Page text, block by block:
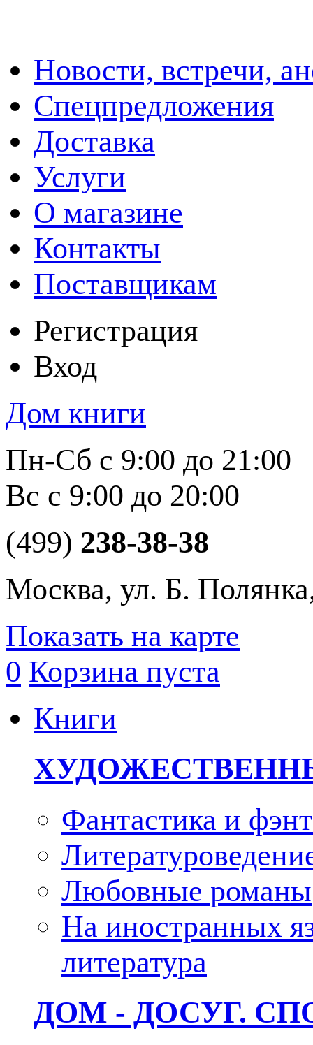
Новости, встречи,
Спецпредложения
Доставка
Услуги
О магазине
Контакты
Поставщикам
Регистрация
Вход
Дом книги
Пн-Сб с 9:00 до 21:00
Вс с 9:00 до 20:00
(499) 238-38-38
Москва, ул. Б.
Показать на карте
0 Корзина пуста
Книги
Фантастика и
Любовные романы
На иностранных
литература
ДОМ - ДОСУГ.